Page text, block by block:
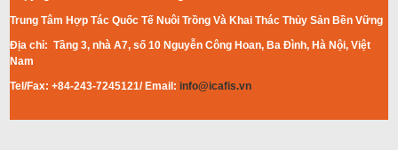
Trung Tâm Hợp Tác Quốc Tế Nuôi Trồng Và Khai Thác Thủy Sản Bền Vững
Địa chỉ: Tầng 3, nhà A7, số 10 Nguyễn Công Hoan, Ba Đình, Hà Nội, Việt
Nam
Tel/Fax: +84-243-7245121/ Email: info@icafis.vn